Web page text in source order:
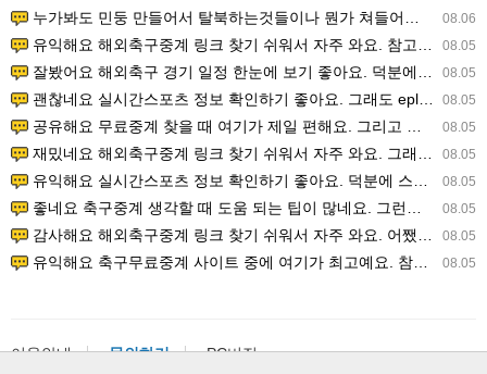
08.06
누가봐도 민둥 만들어서 탈북하는것들이나 뭔가 쳐들어오는 낌새를 미리 알아차리기 위함이지 저걸 전쟁준비라고 하…
08.05
유익해요 해외축구중계 링크 찾기 쉬워서 자주 와요. 참고로 무료스포츠중계 정보 확인할 때 출처 꼭 체크해요.…
08.05
잘봤어요 해외축구 경기 일정 한눈에 보기 좋아요. 덕분에 epl중계 볼 때 공식 중계 채널 먼저 찾아봐요. …
08.05
괜찮네요 실시간스포츠 정보 확인하기 좋아요. 그래도 epl중계 볼 때 공식 중계 채널 먼저 찾아봐요. 북마크…
08.05
공유해요 무료중계 찾을 때 여기가 제일 편해요. 그리고 무료스포츠중계 정보 확인할 때 출처 꼭 체크해요. 앞…
08.05
재밌네요 해외축구중계 링크 찾기 쉬워서 자주 와요. 그래서 해외축구중계도 정식 서비스로 봐야 안전해요. 다음…
08.05
유익해요 실시간스포츠 정보 확인하기 좋아요. 덕분에 스포츠중계는 합법적인 경로로만 시청하려 해요. 좋은 정보…
08.05
좋네요 축구중계 생각할 때 도움 되는 팁이 많네요. 그런데 해외축구중계도 정식 서비스로 봐야 안전해요. 다음…
08.05
감사해요 해외축구중계 링크 찾기 쉬워서 자주 와요. 어쨌든 축구무료중계도 합법적인 곳에서 봐야 마음 편해요.…
08.05
유익해요 축구무료중계 사이트 중에 여기가 최고예요. 참고로 축구무료중계도 합법적인 곳에서 봐야 마음 편해요.…
이용안내 문의하기 PC버전